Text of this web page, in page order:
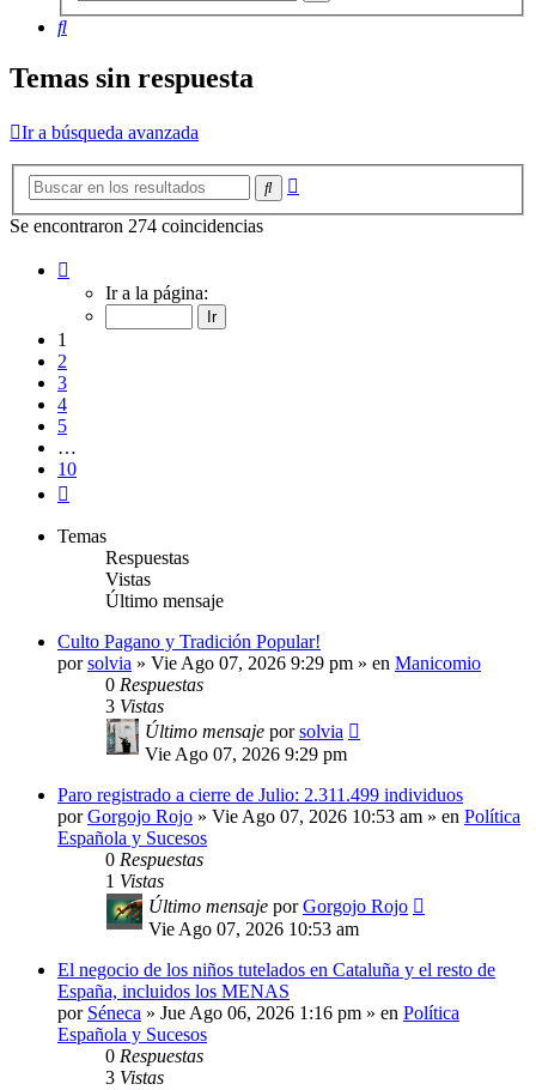
Buscar
Temas sin respuesta
Ir a búsqueda avanzada
Buscar
Se encontraron 274 coincidencias
Ir a la página:
1
2
3
4
5
…
10
Temas
Respuestas
Vistas
Último mensaje
Culto Pagano y Tradición Popular!
porsolvia » Vie Ago 07, 2026 9:29 pm » en Manicomio
0 Respuestas
3 Vistas
Último mensaje porsolvia
Vie Ago 07, 2026 9:29 pm
Paro registrado a cierre de Julio: 2.311.499 individuos
porGorgojo Rojo » Vie Ago 07, 2026 10:53 am » en Política
Española y Sucesos
0 Respuestas
1 Vistas
Último mensaje porGorgojo Rojo
Vie Ago 07, 2026 10:53 am
El negocio de los niños tutelados en Cataluña y el resto de
España, incluidos los MENAS
por Séneca » Jue Ago 06, 2026 1:16 pm » en Política
Española y Sucesos
0 Respuestas
3 Vistas